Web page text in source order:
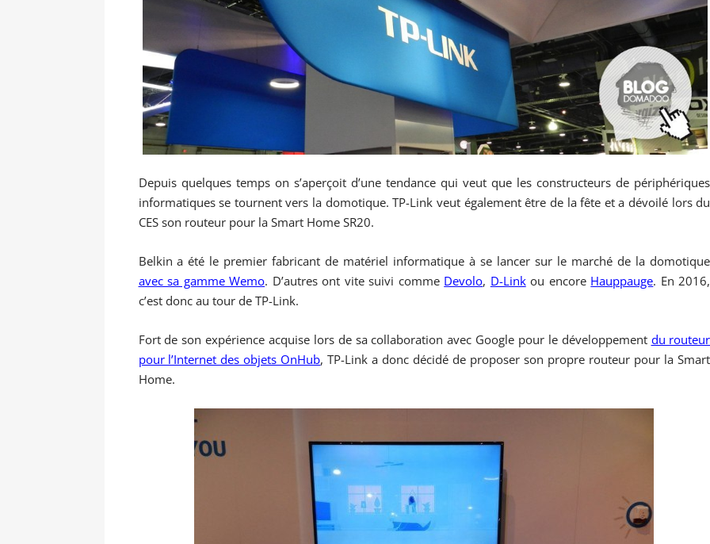
Depuis quelques temps on s’aperçoit d’une tendance qui veut que les constructeurs de périphériques
informatiques se tournent vers la domotique. TP-Link veut également être de la fête et a dévoilé lors du
CES son routeur pour la Smart Home SR20.
Belkin a été le premier fabricant de matériel informatique à se lancer sur le marché de la domotique
avec sa gamme Wemo. D’autres ont vite suivi comme Devolo, D-Linkou encore Hauppauge. En 2016,
c’est donc au tour de TP-Link.
Fort de son expérience acquise lors de sa collaboration avec Google pour le développement du routeur
pour l’Internet des objets OnHub, TP-Link a donc décidé de proposer son propre routeur pour la Smart
Home.